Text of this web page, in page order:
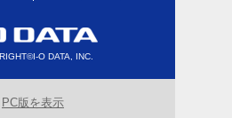
O DATA, INC.
PC版を表示